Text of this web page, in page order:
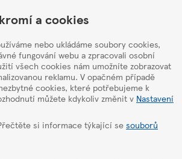
a cookies
nebo ukládáme soubory cookies,
fungování webu a zpracovali osobní
všech cookies nám umožníte zobrazovat
reklamu. V opačném případě
cookies, které potřebujeme k
můžete kdykoliv změnit v Nastavení
si informace týkající se souborů